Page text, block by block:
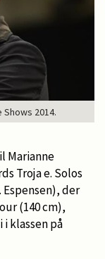
2014.
Marianne
Troja e. Solos
der
(140 cm),
klassen på